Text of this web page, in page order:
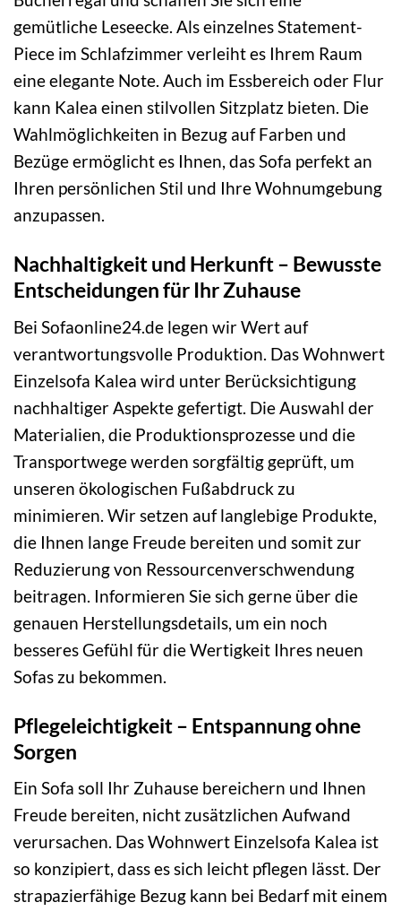
gemütliche Leseecke. Als einzelnes Statement-
Piece im Schlafzimmer verleiht es Ihrem Raum
eine elegante Note. Auch im Essbereich oder Flur
kann Kalea einen stilvollen Sitzplatz bieten. Die
Wahlmöglichkeiten in Bezug auf Farben und
Bezüge ermöglicht es Ihnen, das Sofa perfekt an
Ihren persönlichen Stil und Ihre Wohnumgebung
anzupassen.
Nachhaltigkeit und Herkunft – Bewusste
Entscheidungen für Ihr Zuhause
Bei Sofaonline24.de legen wir Wert auf
verantwortungsvolle Produktion. Das Wohnwert
Einzelsofa Kalea wird unter Berücksichtigung
nachhaltiger Aspekte gefertigt. Die Auswahl der
Materialien, die Produktionsprozesse und die
Transportwege werden sorgfältig geprüft, um
unseren ökologischen Fußabdruck zu
minimieren. Wir setzen auf langlebige Produkte,
die Ihnen lange Freude bereiten und somit zur
Reduzierung von Ressourcenverschwendung
beitragen. Informieren Sie sich gerne über die
genauen Herstellungsdetails, um ein noch
besseres Gefühl für die Wertigkeit Ihres neuen
Sofas zu bekommen.
Pflegeleichtigkeit – Entspannung ohne
Sorgen
Ein Sofa soll Ihr Zuhause bereichern und Ihnen
Freude bereiten, nicht zusätzlichen Aufwand
verursachen. Das Wohnwert Einzelsofa Kalea ist
so konzipiert, dass es sich leicht pflegen lässt. Der
strapazierfähige Bezug kann bei Bedarf mit einem